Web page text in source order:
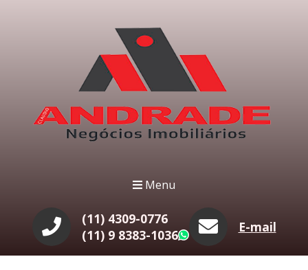
Menu
(11) 4309-0776
(11) 9 8383-1036
WhatsApp
E-mail